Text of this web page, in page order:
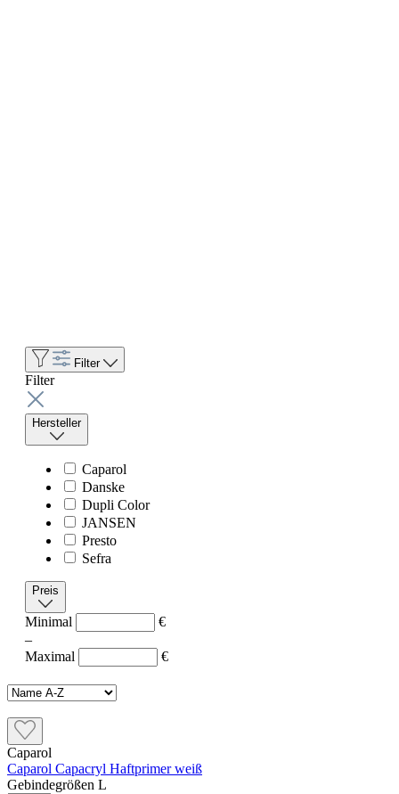
Filter
Filter
Hersteller
Caparol
Danske
Dupli Color
JANSEN
Presto
Sefra
Preis
Minimal
€
–
Maximal
€
Caparol
Caparol Capacryl Haftprimer weiß
Gebindegrößen L